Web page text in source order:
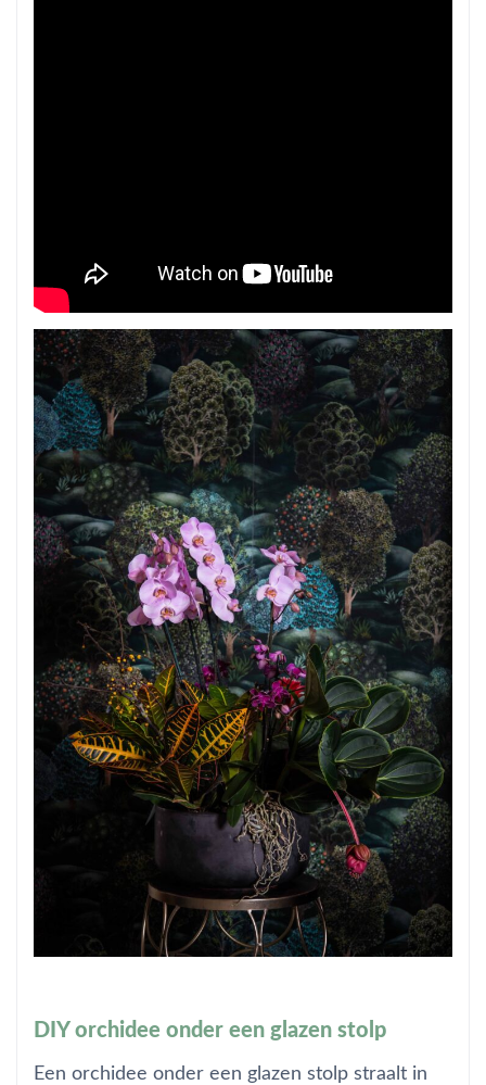
DIY orchidee onder een glazen stolp
Een orchidee onder een glazen stolp straalt in